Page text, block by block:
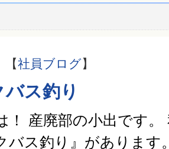
【社員ブログ】
ス釣り
！ 産廃部の小出です
バス釣り』がありま